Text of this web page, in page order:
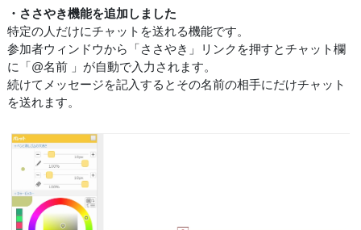
・ささやき機能を追加しました
特定の人だけにチャットを送れる機能です。
参加者ウィンドウから「ささやき」リンクを押すとチャット欄
に「@名前 」が自動で入力されます。
続けてメッセージを記入するとその名前の相手にだけチャット
を送れます。